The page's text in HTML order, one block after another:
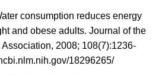
consumption reduces energy
and obese adults. Journal of the
2008; 108(7):1236-
18296265/